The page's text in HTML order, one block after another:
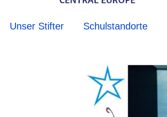
Unser Stifter Schulstandorte